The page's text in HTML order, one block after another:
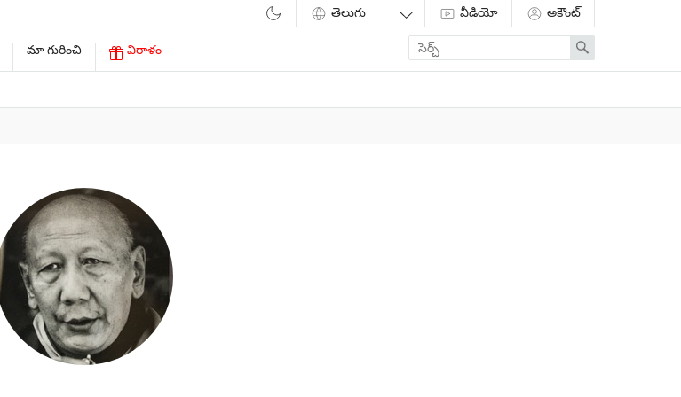
మా గురించి విరాళం
వీడియో అకౌంట్
Enter
search
term
Search